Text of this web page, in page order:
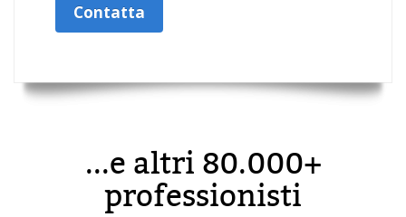
Contatta
...e altri 80.000+
professionisti